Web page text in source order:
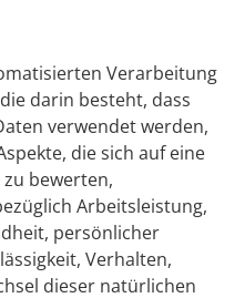
Verarbeitung
darin besteht, dass
verwendet werden,
die sich auf eine
bewerten,
Arbeitsleistung,
persönlicher
Verhalten,
dieser natürlichen